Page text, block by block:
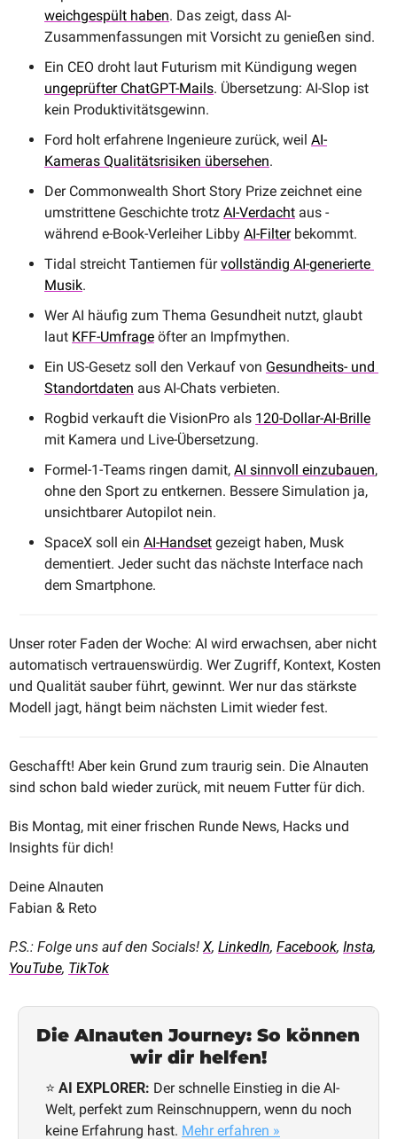
weichgespült haben. Das zeigt, dass AI-
Zusammenfassungen mit Vorsicht zu genießen sind.
ungeprüfter ChatGPT-Mails. Übersetzung: AI-Slop ist
kein Produktivitätsgewinn.
Ford holt erfahrene Ingenieure zurück, weil AI-
Kameras Qualitätsrisiken übersehen.
Der Commonwealth Short Story Prize zeichnet eine
umstrittene Geschichte trotz AI-Verdacht aus -
während e-Book-Verleiher Libby AI-Filter bekommt.
Tidal streicht Tantiemen für vollständig AI-generierte
Musik.
Wer AI häufig zum Thema Gesundheit nutzt, glaubt
laut KFF-Umfrage öfter an Impfmythen.
Ein US-Gesetz soll den Verkauf von Gesundheits- und
Standortdaten aus AI-Chats verbieten.
Rogbid verkauft die VisionPro als 120-Dollar-AI-Brille
mit Kamera und Live-Übersetzung.
Formel-1-Teams ringen damit, AI sinnvoll einzubauen,
ohne den Sport zu entkernen. Bessere Simulation ja,
unsichtbarer Autopilot nein.
SpaceX soll ein AI-Handset gezeigt haben, Musk
dementiert. Jeder sucht das nächste Interface nach
dem Smartphone.
Unser roter Faden der Woche: AI wird erwachsen, aber nicht
automatisch vertrauenswürdig. Wer Zugriff, Kontext, Kosten
und Qualität sauber führt, gewinnt. Wer nur das stärkste
Modell jagt, hängt beim nächsten Limit wieder fest.
Geschafft! Aber kein Grund zum traurig sein. Die AInauten
sind schon bald wieder zurück, mit neuem Futter für dich.
Bis Montag, mit einer frischen Runde News, Hacks und
Insights für dich!
Deine AInauten
Fabian & Reto
P.S.: Folge uns auf den Socials! X, LinkedIn, Facebook, Insta
YouTube, TikTok
Die AInauten Journey: So können
wir dir helfen!
⭐ AI EXPLORER: Der schnelle Einstieg in die AI-
Welt, perfekt zum Reinschnuppern, wenn du noch
keine Erfahrung hast. Mehr erfahren »